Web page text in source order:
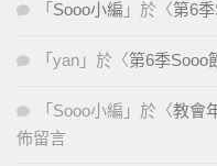
「 Sooo小編 」於〈第6
「 yan 」於〈第6季Sooo
「 Sooo小編 」於〈教會
佈留言